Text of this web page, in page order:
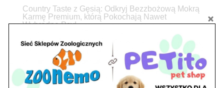
Country Taste z Gęsią: Odkryj Bezzbożową Mokrą
Karmę Premium, którą Pokochają Nawet
Wybredne Psy!
Country Taste
7Prawdziwy Smak Gęsiny – Czyli Sekret Szczęśliwego Psa Czy
Twój pies zasługuje na najlepsze? Oczywiście! W ZooNemo
wiemy, że pełnowartościowy posiłek to klucz do zdrowia, energii i
lśniącej sierści. Właśnie dlatego z dumą prezentujemy Country